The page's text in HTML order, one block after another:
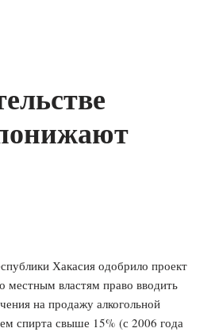
Хакасия одобрило проект
местным властям право вводить
на продажу алкогольной
спирта свыше 15% (с 2006 года